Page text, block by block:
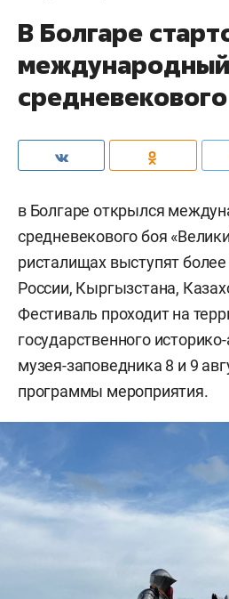
В Болгаре
в Болгаре открылся
средневекового боя
ристалищах выступят
России, Кыргызстана,
Фестиваль проходит на
государственного
музея-заповедника 8 и 9
программы мероприятия.